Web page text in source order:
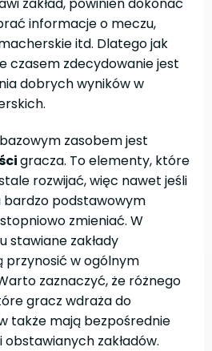
informacje o meczu,
itd. Dlatego jak
czasem zdecydowanie jest
dobrych wyników w
zasobem jest
gracza. To elementy, które
rozwijać, więc nawet jeśli
bardzo podstawowym
zmieniać. W
stawiane zakłady
przynosić w ogólnym
zaznaczyć, że różnego
gracz wdraża do
także mają bezpośrednie
obstawianych zakładów.